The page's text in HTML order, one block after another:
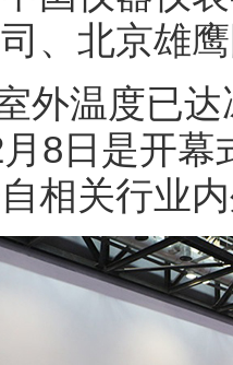
、北京雄
外温度已
8日是开
相关行业